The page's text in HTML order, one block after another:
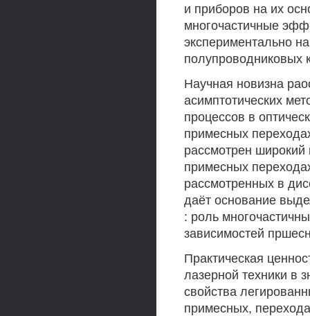
и приборов на их
многочастичные
экспериментально
полупроводниковых
Научная новизна
асимптотических
процессов в
примесных
рассмотрен широкий
примесных
рассмотренных в
даёт основание
: роль
зависимостей
Практическая
лазерной техники в
свойства
примесных,